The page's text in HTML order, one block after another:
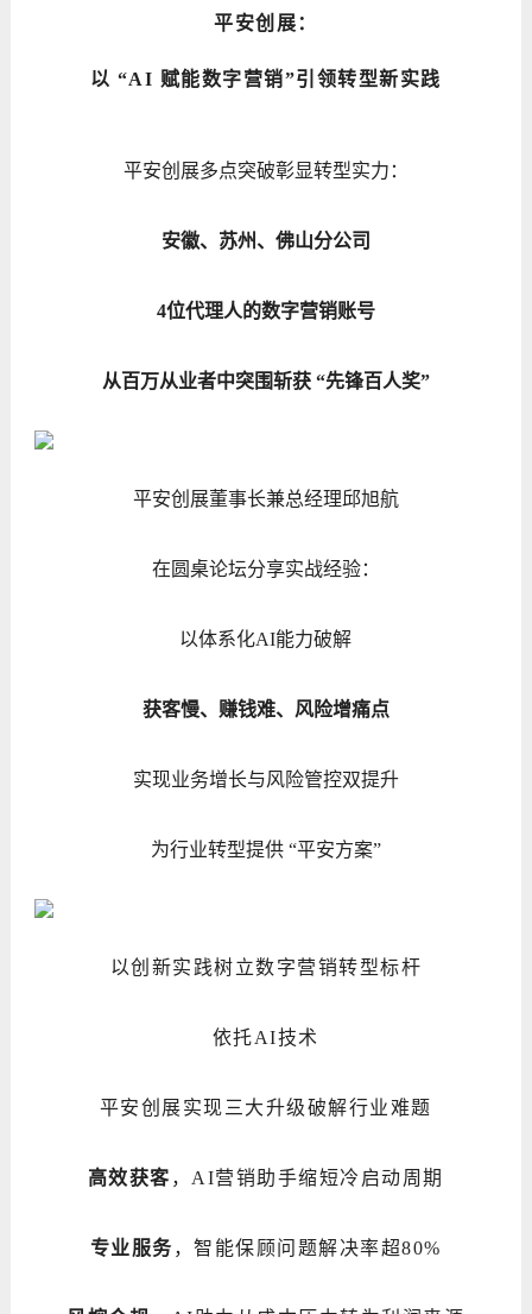
平安创展：
以 “AI 赋能数字营销”引领转型新实践
平安创展多点突破彰显转型实力：
安徽、苏州、佛山分公司
4位代理人的数字营销账号
从百万从业者中突围斩获 “先锋百人奖”
平安创展董事长兼总经理邱旭航
在圆桌论坛分享实战经验：
以体系化AI能力破解
获客慢、赚钱难、风险增痛点
实现业务增长与风险管控双提升
为行业转型提供 “平安方案”
以创新实践树立数字营销转型标杆
依托AI技术
平安创展实现三大升级破解行业难题
高效获客 ，AI营销助手缩短冷启动周期
专业服务，智能保顾问题解决率超80%